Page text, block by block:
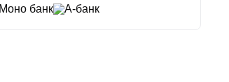
Моно банк А-банк